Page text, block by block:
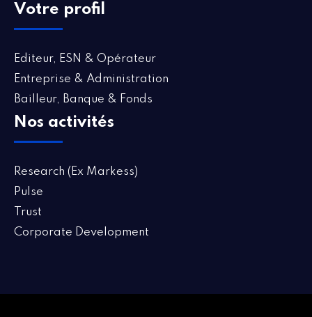
Votre profil
Editeur, ESN & Opérateur
Entreprise & Administration
Bailleur, Banque & Fonds
Nos activités
Research (Ex Markess)
Pulse
Trust
Corporate Development